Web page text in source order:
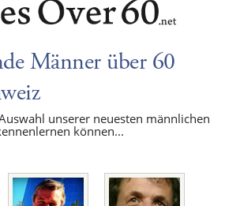
Männer über 60
unserer neuesten männlichen
können...